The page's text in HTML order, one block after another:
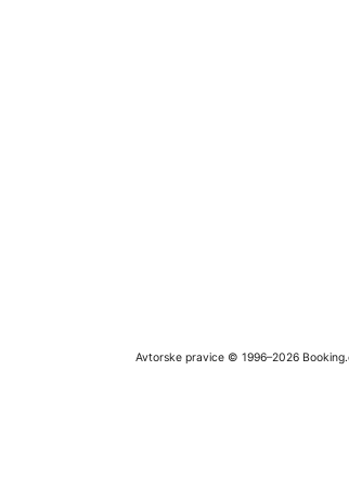
Avtorske pravice © 1996–2026